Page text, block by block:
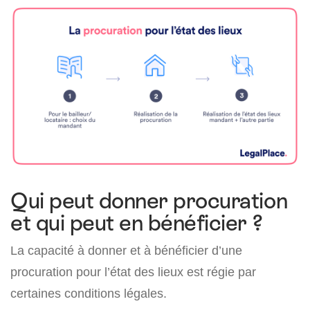
Qui peut donner procuration
et qui peut en bénéficier ?
La capacité à donner et à bénéficier d’une
procuration pour l’état des lieux est régie par
certaines conditions légales.